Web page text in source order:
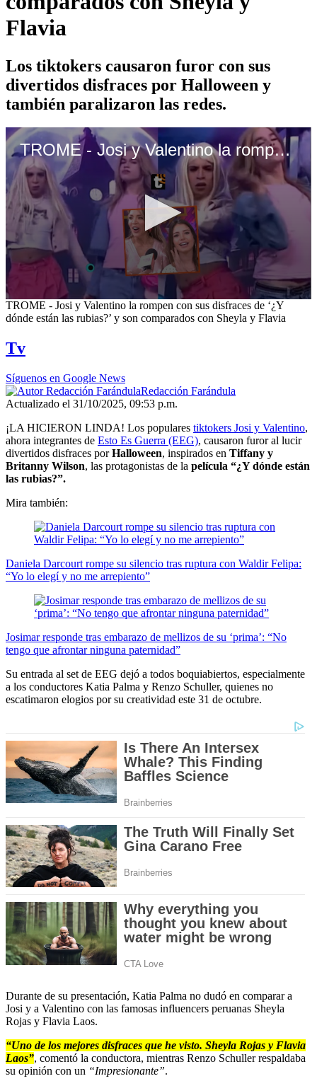
Flavia
Los tiktokers causaron furor con sus
divertidos disfraces por Halloween y
también paralizaron las redes.
TROME - Josi y Valentino la rompen con sus disfraces de ‘¿Y dónde están las rubias?’ y son comparados con Sheyla y Flavia
0
seconds
minute,
27
seconds
TROME - Josi y Valentino la rompen con sus disfraces de ‘¿Y
dónde están las rubias?’ y son comparados con Sheyla y Flavia
Tv
Síguenos en Google News
Redacción Farándula
Actualizado el 31/10/2025, 09:53 p.m.
¡LA HICIERON LINDA! Los populares tiktokers Josi y Valentino,
ahora integrantes de Esto Es Guerra (EEG), causaron furor al lucir
divertidos disfraces porHalloween, inspirados en Tiffany y
Britanny Wilson, las protagonistas de la película “¿Y dónde están
las rubias?”.
Mira también:
Daniela Darcourt rompe su silencio tras ruptura con Waldir Felipa:
“Yo lo elegí y no me arrepiento”
Josimar responde tras embarazo de mellizos de su ‘prima’: “No
tengo que afrontar ninguna paternidad”
Su entrada al set de EEG dejó a todos boquiabiertos, especialmente
a los conductores Katia Palma y Renzo Schuller, quienes no
escatimaron elogios por su creatividad este 31 de octubre.
Durante de su presentación, Katia Palma no dudó en comparar a
Josi y a Valentino con las famosas influencers peruanas Sheyla
Rojas y Flavia Laos.
“Uno de los mejores disfraces que he visto. Sheyla Rojas y Flavia
Laos”, comentó la conductora, mientras Renzo Schuller respaldaba
su opinión con un “Impresionante”.